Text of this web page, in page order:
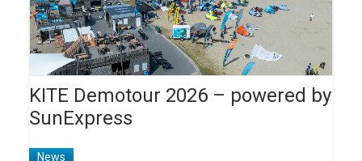
KITE Demotour 2026 – powered by
SunExpress
News